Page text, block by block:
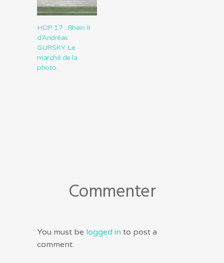
HDP 17 : Rhein II
d’Andréas
GURSKY. Le
marché de la
photo.
Commenter
You must be logged in to post a
comment.